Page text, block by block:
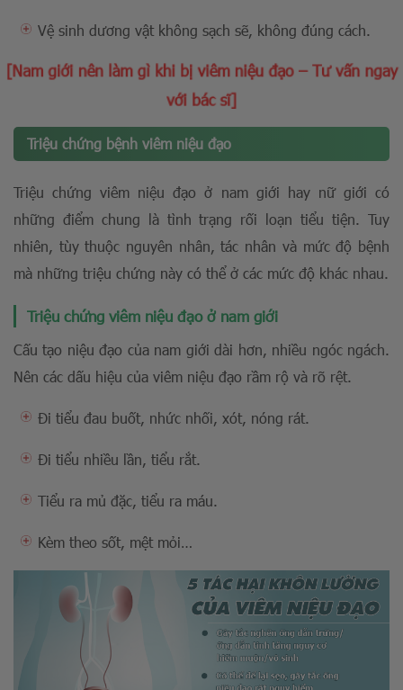
Vệ sinh dương vật không sạch sẽ, không đúng cách.
[Nam giới nên làm gì khi bị viêm niệu đạo – Tư vấn ngay
với bác sĩ]
Triệu chứng bệnh viêm niệu đạo
Triệu chứng viêm niệu đạo ở nam giới hay nữ giới có
những điểm chung là tình trạng rối loạn tiểu tiện. Tuy
nhiên, tùy thuộc nguyên nhân, tác nhân và mức độ bệnh
mà những triệu chứng này có thể ở các mức độ khác nhau.
Triệu chứng viêm niệu đạo ở nam giới
Cấu tạo niệu đạo của nam giới dài hơn, nhiều ngóc ngách.
Nên các dấu hiệu của viêm niệu đạo rầm rộ và rõ rệt.
Đi tiểu đau buốt, nhức nhối, xót, nóng rát.
Đi tiểu nhiều lần, tiểu rắt.
Tiểu ra mủ đặc, tiểu ra máu.
Kèm theo sốt, mệt mỏi…